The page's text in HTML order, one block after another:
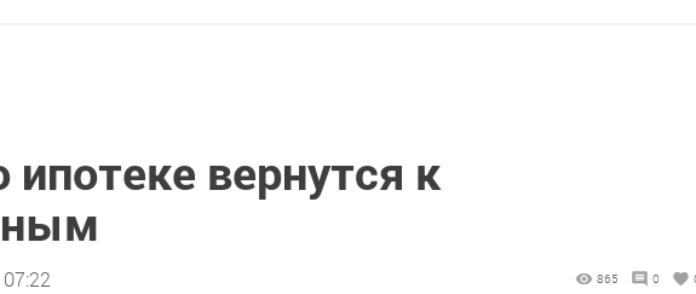
ипотеке вернутся к
865 0